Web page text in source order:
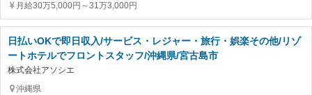
月給30万5,000円～31万3,000円
日払いOKで即日収入/サービス・レジャー・旅行・娯楽その他/リゾ
ートホテルでフロントスタッフ/沖縄県/宮古島市
株式会社アソシエ
沖縄県